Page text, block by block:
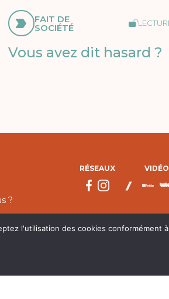
FAIT DE
SOCIÉTÉ
Vous avez dit hasard ?
?
RÉSEAUX VIDÉO
l'utilisation des cookies conformément